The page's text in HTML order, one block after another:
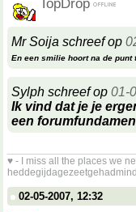
TopDrop
Mr Soija schreef op
En een smilie hoort na de punt
Sylph schreef op 01-
Ik vind dat je je
een
♥ - I miss all the places we
02-05-2007, 12:32